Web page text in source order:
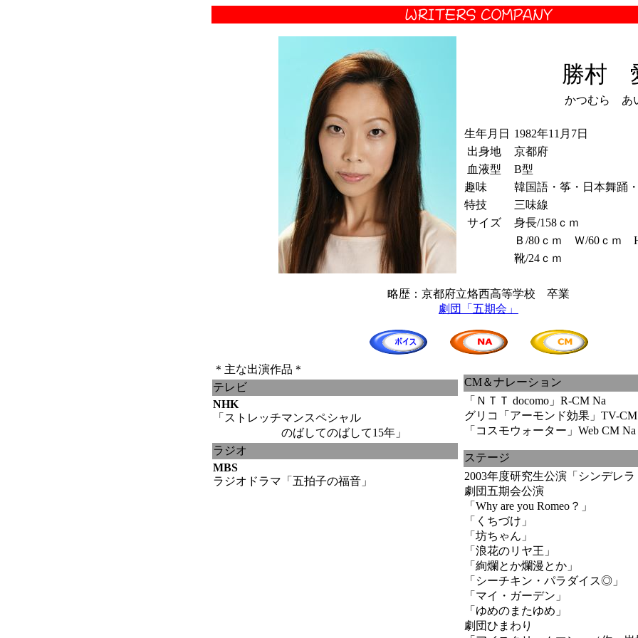
勝村
かつむら あ
生年月日
1982年11月7日
出身地
京都府
血液型
B型
趣味
韓国語・筝・日本舞踊
特技
三味線
サイズ
身長/158ｃｍ
Ｂ/80ｃｍ Ｗ/60ｃｍ
靴/24ｃｍ
略歴：京都府立烙西高等学校 卒業
劇団「五期会」
＊主な出演作品＊
テレビ
NHK
「ストレッチマンスペシャル
のばしてのばして15年」
ラジオ
MBS
ラジオドラマ「五拍子の福音」
CM＆ナレーション
「ＮＴＴ docomo」R-CM Na
グリコ「アーモンド効果」TV-CM
「コスモウォーター」Web CM Na
ステージ
2003年度研究生公演「シンデレ
劇団五期会公演
「Why are you Romeo？」
「くちづけ」
「坊ちゃん」
「浪花のリヤ王」
「絢爛とか爛漫とか」
「シーチキン・パラダイス◎」
「マイ・ガーデン」
「ゆめのまたゆめ」
劇団ひまわり